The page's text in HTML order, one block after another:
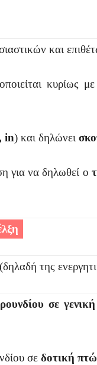
και
κυρίως
in) και δηλώνει
για να δηλωθεί ο
της
σε
σε δοτική